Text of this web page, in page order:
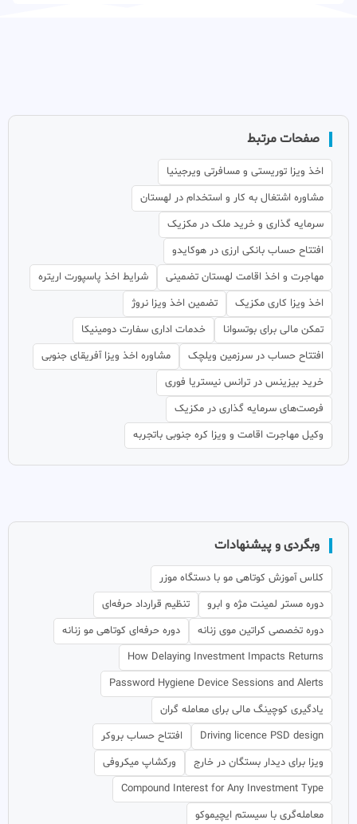
صفحات مرتبط
اخذ ویزا توریستی و مسافرتی ویرجینیا
مشاوره اشتغال به کار و استخدام در لهستان
سرمایه گذاری و خرید ملک در مکزیک
افتتاح حساب بانکی ارزی در هوکایدو
مهاجرت و اخذ اقامت لهستان تضمینی
شرایط اخذ پاسپورت اریتره
اخذ ویزا کاری مکزیک
تضمین اخذ ویزا نروژ
تمکن مالی برای بوتسوانا
خدمات اداری سفارت دومینیکا
افتتاح حساب در سرزمین ویلچک
مشاوره اخذ ویزا آفریقای جنوبی
خرید بیزینس در ترانس نیستریا فوری
فرصت‌های سرمایه گذاری در مکزیک
وکیل مهاجرت اقامت و ویزا کره جنوبی باتجربه
وبگردی و پیشنهادات
کلاس آموزش کوتاهی مو با دستگاه موزر
دوره مستر لمینت مژه و ابرو
تنظیم قرارداد حرفه‌ای
دوره تخصصی کراتین موی زنانه
دوره حرفه‌ای کوتاهی مو زنانه
How Delaying Investment Impacts Returns
Password Hygiene Device Sessions and Alerts
یادگیری کوچینگ مالی برای معامله گران
Driving licence PSD design
افتتاح حساب بروکر
ویزا برای دیدار بستگان در خارج
ورکشاپ میکروفی
Compound Interest for Any Investment Type
معامله‌گری با سیستم ایچیموکو